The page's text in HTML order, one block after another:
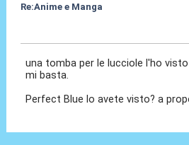
Re:Anime e Manga
una tomba per le lucciole l'ho
mi basta.
Perfect Blue lo avete visto? a